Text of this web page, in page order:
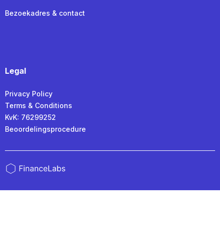
Bezoekadres & contact
Legal
Privacy Policy
Terms & Conditions
KvK: 76299252
Beoordelingsprocedure